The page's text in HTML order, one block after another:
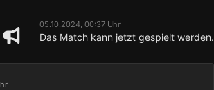
05.10.2024, 00:37 Uhr
Das Match kann jetzt gespielt werden.